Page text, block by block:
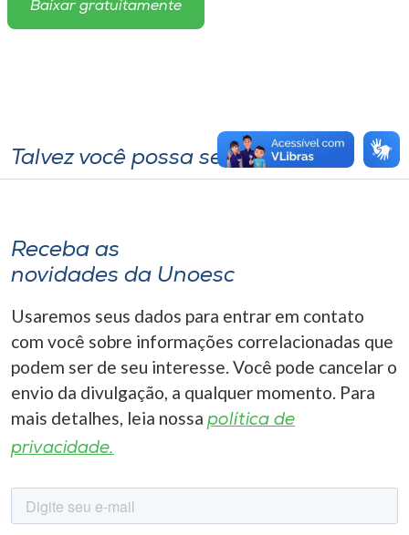
Baixar gratuitamente
Talvez você possa se interessar
Receba as
novidades da Unoesc
Usaremos seus dados para entrar em contato
com você sobre informações correlacionadas que
podem ser de seu interesse. Você pode cancelar o
envio da divulgação, a qualquer momento. Para
mais detalhes, leia nossa política de
privacidade.